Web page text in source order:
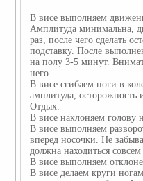
В висе выполняем
Амплитуда минимальна,
раз, после чего сделать
подставку. После
на полу 3-5 минут.
него.
В висе сгибаем ноги в
амплитуда, осторожность
Отдых.
В висе наклоняем голову
В висе выполняем
вперед носочки. Не
должна находиться
В висе выполняем
В висе делаем круги